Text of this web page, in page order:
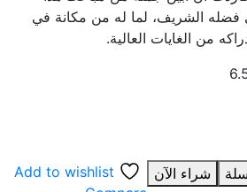
فضله الشريف، لما له من مكانة في
من الغايات العالية.
شراء الآن
Add to wishlist